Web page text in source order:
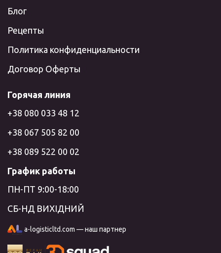
Блог
Рецепты
Политика конфиденциальности
Договор Оферты
Горячая линия
+38 080 033 48 12
+38 067 505 82 00
+38 089 522 00 02
График работы
ПН-ПТ 9:00-18:00
СБ-НД ВИХІДНИЙ
a-logisticltd.com — наш партнер